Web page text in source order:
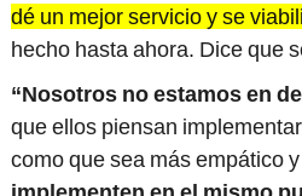
dé un mejor servicio y se
hecho hasta ahora. Dice que
“Nosotros no estamos en
que ellos piensan
como que sea más empático